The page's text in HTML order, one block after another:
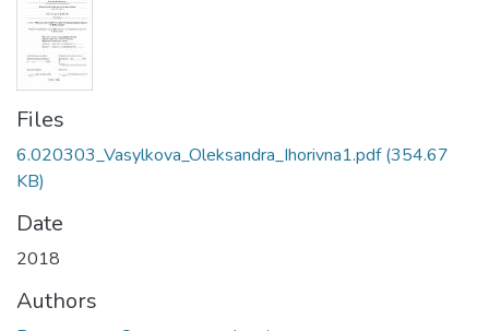
Files
6.020303_Vasylkova_Oleksandra_Ihorivna1.pdf(354.67
KB)
Date
2018
Authors